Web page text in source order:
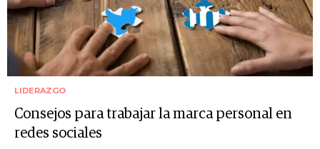
LIDERAZGO
Consejos para trabajar la marca personal en
redes sociales